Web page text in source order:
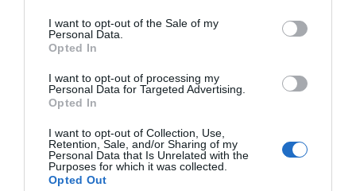
I want to opt-out of the Sale of my
Personal Data.
Opted In
I want to opt-out of processing my
Personal Data for Targeted Advertising.
Opted In
I want to opt-out of Collection, Use,
Retention, Sale, and/or Sharing of my
Personal Data that Is Unrelated with the
Purposes for which it was collected.
Opted Out
Fórmula 1
Publicidad
2Playbook Club2P